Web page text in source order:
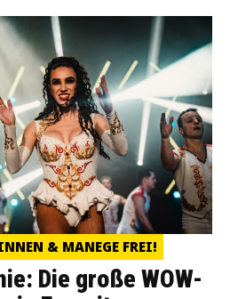
& MANEGE FREI!
Die große WOW-